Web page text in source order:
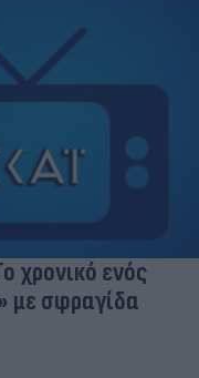
χρονικό ενός
με σφραγίδα